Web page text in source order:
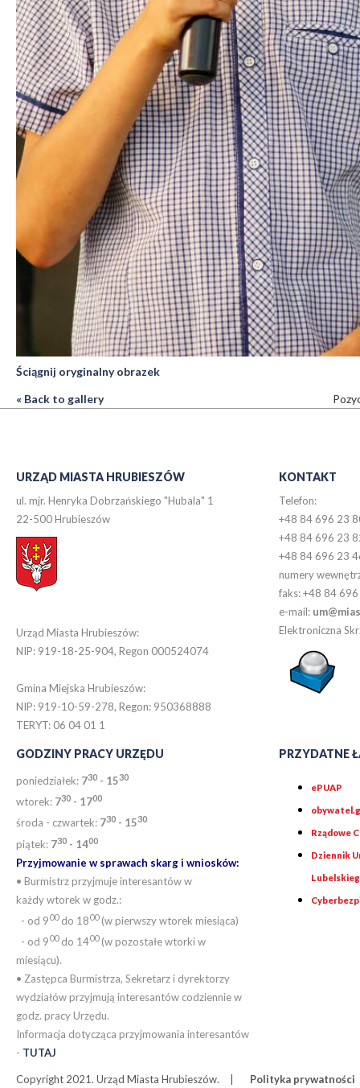
Ściągnij oryginalny obrazek
« Back to gallery
URZĄD MIASTA HRUBIESZÓW
ul. mjr. Henryka Dobrzańskiego "Hubala" 1
22-500 Hrubieszów
Urząd Miasta Hrubieszów:
NIP: 919-18-25-904, Regon 000524074
Gmina Miejska Hrubieszów:
NIP: 919-10-59-278, Regon: 950368888
TERYT: 06 04 01 1
KONTAKT
Telefon:
+48 84 696 23
+48 84 696 23
+48 84 696 23
numery
faks: +48 84
e-mail:
Elektroniczna
GODZINY PRACY URZĘDU
poniedziałek: 730 - 1530
wtorek: 730 - 1700
środa - czwartek: 730 - 1530
piątek: 730 - 1400
Przyjmowanie w sprawach skarg i wniosków:
• Burmistrz przyjmuje interesantów w
każdy wtorek w godz.:
- od 900do 1800(w pierwszy wtorek miesiąca)
- od 900do 1400(w pozostałe wtorki w
miesiącu).
• Zastępca Burmistrza, Sekretarz i dyrektorzy
wydziałów przyjmują interesantów codziennie w
godz. pracy Urzędu.
Informacja dotycząca przyjmowania interesantów
- TUTAJ
PRZYDATNE
ePUAP
Rządowe
Dziennik
Copyright 2021. Urząd Miasta Hrubieszów. Polityka prywatności